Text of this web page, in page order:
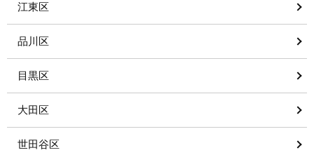
江東区
品川区
目黒区
大田区
世田谷区